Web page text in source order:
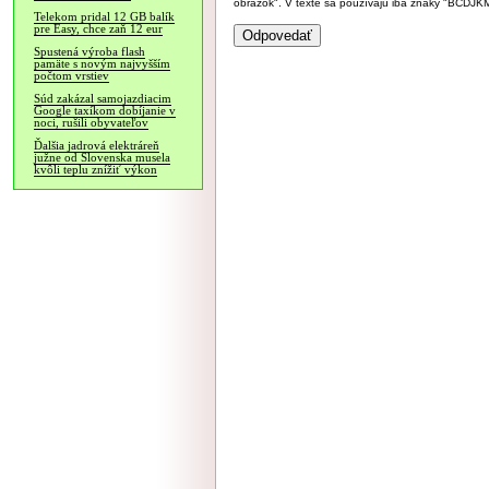
Telekom pridal 12 GB balík
pre Easy, chce zaň 12 eur
Spustená výroba flash
pamäte s novým najvyšším
počtom vrstiev
Súd zakázal samojazdiacim
Google taxíkom dobíjanie v
noci, rušili obyvateľov
Ďalšia jadrová elektráreň
južne od Slovenska musela
kvôli teplu znížiť výkon
obrázok". V texte sa používajú iba znaky